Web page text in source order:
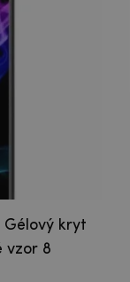
Gélový kryt
vzor 8